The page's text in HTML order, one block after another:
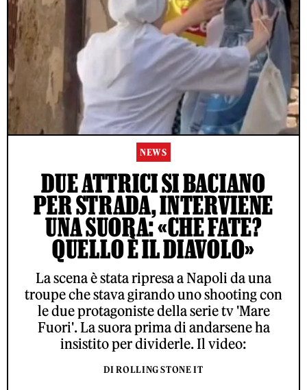
NEWS
DUE ATTRICI SI BACIANO
PER STRADA, INTERVIENE
UNA SUORA: «CHE FATE?
QUELLO È IL DIAVOLO»
La scena è stata ripresa a Napoli da una
troupe che stava girando uno shooting con
le due protagoniste della serie tv 'Mare
Fuori'. La suora prima di andarsene ha
insistito per dividerle. Il video:
DI ROLLING STONE IT